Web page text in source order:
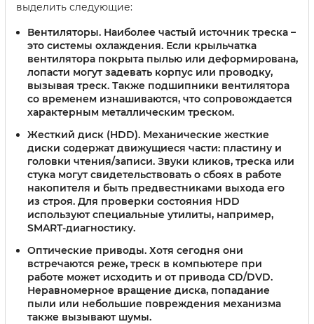
выделить следующие:
Вентиляторы. Наиболее частый источник треска –
это системы охлаждения. Если крыльчатка
вентилятора покрыта пылью или деформирована,
лопасти могут задевать корпус или проводку,
вызывая треск. Также подшипники вентилятора
со временем изнашиваются, что сопровождается
характерным металлическим треском.
Жесткий диск (HDD). Механические жесткие
диски содержат движущиеся части: пластину и
головки чтения/записи. Звуки кликов, треска или
стука могут свидетельствовать о сбоях в работе
накопителя и быть предвестниками выхода его
из строя. Для проверки состояния HDD
используют специальные утилиты, например,
SMART-диагностику.
Оптические приводы. Хотя сегодня они
встречаются реже, треск в компьютере при
работе может исходить и от привода CD/DVD.
Неравномерное вращение диска, попадание
пыли или небольшие повреждения механизма
также вызывают шумы.